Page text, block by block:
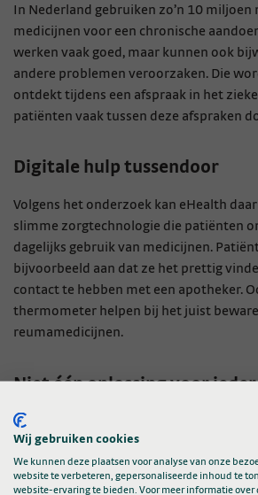
In Nederland gebruiken zo’n 10 miljoen
medicijnen voor een chronische
werken vaak goed, maar kunnen ook
andere problemen veroorzaken. Die
ontdekt tijdens een afspraak in het
patiënten vaak tussen deze afspraken
Digitale hulp tussendoor
Volgens het onderzoek kan eHealth
slimme zorgtechnologie die patiënten
dagelijks gebruik van medicijnen.
bijvoorbeeld aan dat ze het prettig
contact te hebben met een apotheker.
thermometer helpen bij het juist
reumamedicijnen.
Niet één oplossing voor
Wat uit het onderzoek ook blijkt: niet
dezelfde behoefte. Een combinatie van
hulpmiddelen lijkt daarom het meest
belangrijk dat patiënten én
Wij gebruiken cookies
We kunnen deze plaatsen voor analyse van onze
website te verbeteren, gepersonaliseerde inhoud te
website-ervaring te bieden. Voor meer informatie over